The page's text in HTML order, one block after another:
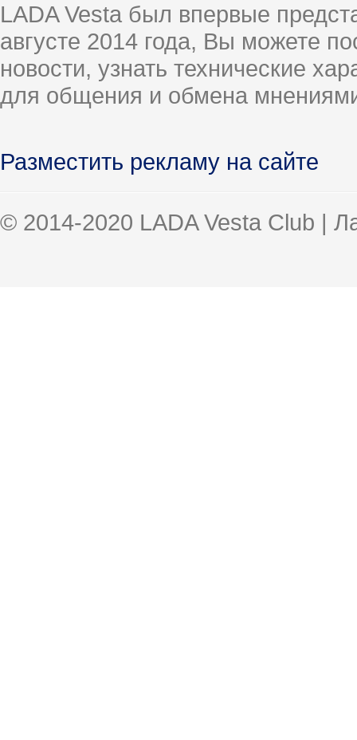
LADA Vesta был впервые
августе 2014 года, Вы можете
новости, узнать технические
для общения и обмена
Разместить рекламу на сайте
© 2014-2020 LADA Vesta Club |